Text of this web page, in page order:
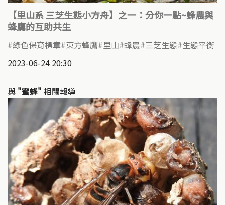
【里山系 三芝生態小方舟】之一：分你一點~蜂農與
蜂鷹的互助共生
綠色保育標章 東方蜂鷹 里山 蜂農 三芝生態 生態平衡
2023-06-24 20:30
與 "蜜蜂" 相關報導